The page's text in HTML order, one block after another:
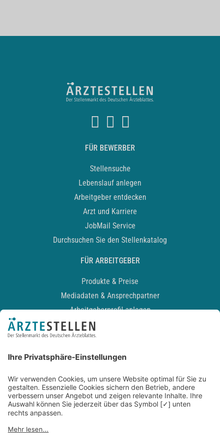
FÜR BEWERBER
Stellensuche
Lebenslauf anlegen
Arbeitgeber entdecken
Arzt und Karriere
JobMail Service
Durchsuchen Sie den Stellenkatalog
FÜR ARBEITGEBER
Produkte & Preise
Mediadaten & Ansprechpartner
Arbeitgeberprofil anlegen
Recruiting-Podcast
Kontakt
Datenschutz
Newsletter